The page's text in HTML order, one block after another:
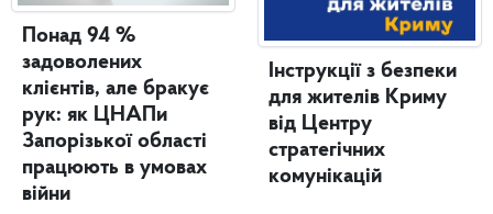
Понад 94 %
задоволених
клієнтів, але бракує
рук: як ЦНАПи
Запорізької області
працюють в умовах
війни
Інструкції з безпеки
для жителів Криму
від Центру
стратегічних
комунікацій